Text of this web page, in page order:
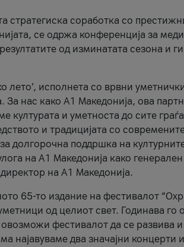
стратегиска соработка со
се одржа конференција за
од изминатата сезона и ги
лето’, исполнета со врвни
нас како A1 Македонија, ова
културата и уметноста до сите
и традицијата со
долгорочна поддршка на
на A1 Македонија како
на A1 Македонија.
65-то издание на фестивалот
од целиот свет. Годинава го
фестивалот да се развива
најавуваме два значајни концерти